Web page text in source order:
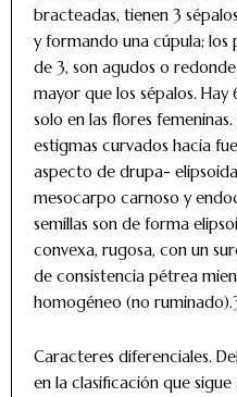
bracteadas, tienen 3
y formando una cúpula; los
de 3, son agudos o
mayor que los sépalos.
solo en las flores
estigmas curvados hacia
aspecto de drupa-
mesocarpo carnoso y
semillas son de forma
convexa, rugosa, con un
de consistencia pétrea
homogéneo (no
Caracteres diferenciales.
en la clasificación que